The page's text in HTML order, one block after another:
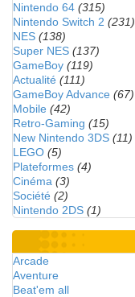
Nintendo 64 (315)
Nintendo Switch 2 (231)
NES (138)
Super NES (137)
GameBoy (119)
Actualité (111)
GameBoy Advance (67)
Mobile (42)
Retro-Gaming (15)
New Nintendo 3DS (11)
LEGO (5)
Plateformes (4)
Cinéma (3)
Société (2)
Nintendo 2DS (1)
Arcade
Aventure
Beat'em all